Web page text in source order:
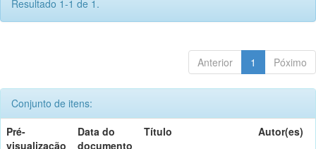
Resultado 1-1 de 1.
Anterior 1 Póximo
Conjunto de itens:
Pré-
visualização
Data do
documento
Título Autor(es)